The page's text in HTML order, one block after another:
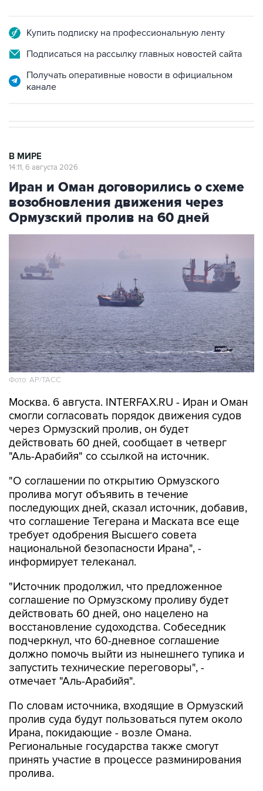
Купить подписку на профессиональную ленту
Подписаться на рассылку главных новостей сайта
Получать оперативные новости в официальном
канале
В МИРЕ
14:11, 6 августа 2026
Иран и Оман договорились о схеме
возобновления движения через
Ормузский пролив на 60 дней
Фото: AP/ТАСС
Москва. 6 августа. INTERFAX.RU - Иран и Оман
смогли согласовать порядок движения судов
через Ормузский пролив, он будет
действовать 60 дней, сообщает в четверг
"Аль-Арабийя" со ссылкой на источник.
"О соглашении по открытию Ормузского
пролива могут объявить в течение
последующих дней, сказал источник, добавив,
что соглашение Тегерана и Маската все еще
требует одобрения Высшего совета
национальной безопасности Ирана", -
информирует телеканал.
"Источник продолжил, что предложенное
соглашение по Ормузскому проливу будет
действовать 60 дней, оно нацелено на
восстановление судоходства. Собеседник
подчеркнул, что 60-дневное соглашение
должно помочь выйти из нынешнего тупика и
запустить технические переговоры", -
отмечает "Аль-Арабийя".
По словам источника, входящие в Ормузский
пролив суда будут пользоваться путем около
Ирана, покидающие - возле Омана.
Региональные государства также смогут
принять участие в процессе разминирования
пролива.